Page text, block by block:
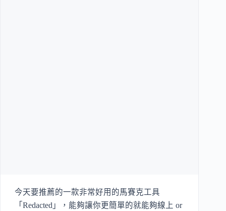
今天要推薦的一款非常好用的馬賽克工具
「Redacted」，能夠讓你更簡單的就能夠線上 or